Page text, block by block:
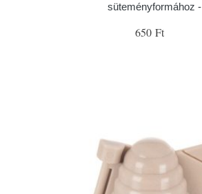
süteményformához -
650 Ft